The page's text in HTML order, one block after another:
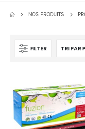
NOS PRODUITS
FILTER